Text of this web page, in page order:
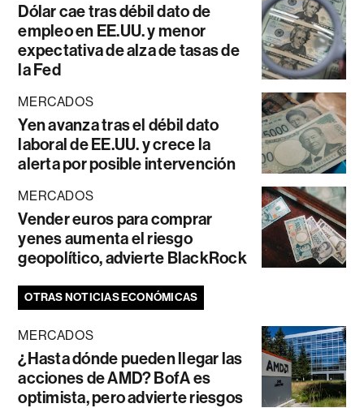
Dólar cae tras débil dato de
empleo en EE.UU. y menor
expectativa de alza de tasas de
la Fed
MERCADOS
Yen avanza tras el débil dato
laboral de EE.UU. y crece la
alerta por posible intervención
MERCADOS
Vender euros para comprar
yenes aumenta el riesgo
geopolítico, advierte BlackRock
OTRAS NOTICIAS ECONÓMICAS
MERCADOS
¿Hasta dónde pueden llegar las
acciones de AMD? BofA es
optimista, pero advierte riesgos